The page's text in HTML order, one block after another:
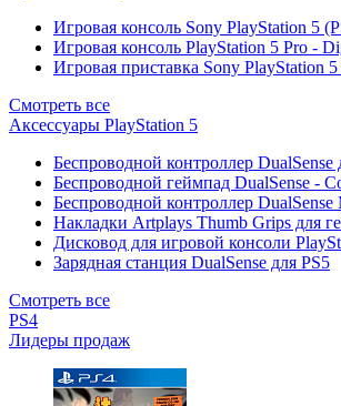
Игровая консоль Sony PlayStation 5
Игровая консоль PlayStation 5 Pro -
Игровая приставка Sony PlayStation
Смотреть все
Аксессуары PlayStation 5
Беспроводной контроллер
Беспроводной геймпад DualSense -
Беспроводной контроллер
Накладки Artplays Thumb Grips для
Дисковод для игровой консоли
Зарядная станция DualSense для PS5
Смотреть все
PS4
Лидеры продаж